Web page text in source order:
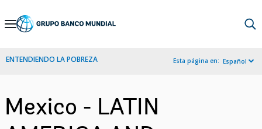
Skip
Navigation
ENTENDIENDO LA POBREZA Esta página en: Español
Mexico - LATIN